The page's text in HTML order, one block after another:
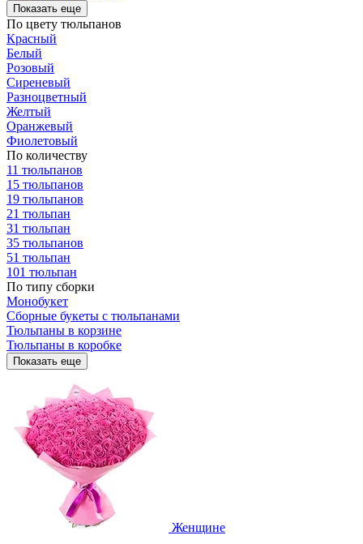
Показать еще
По цвету тюльпанов
Красный
Белый
Розовый
Сиреневый
Разноцветный
Желтый
Оранжевый
Фиолетовый
По количеству
11 тюльпанов
15 тюльпанов
19 тюльпанов
21 тюльпан
31 тюльпан
35 тюльпанов
51 тюльпан
101 тюльпан
По типу сборки
Монобукет
Сборные букеты с тюльпанами
Тюльпаны в корзине
Тюльпаны в коробке
Показать еще
Женщине